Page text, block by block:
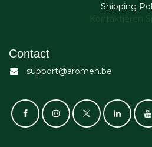
Shipping
Kontaktieren
Contact
support@aromen.be